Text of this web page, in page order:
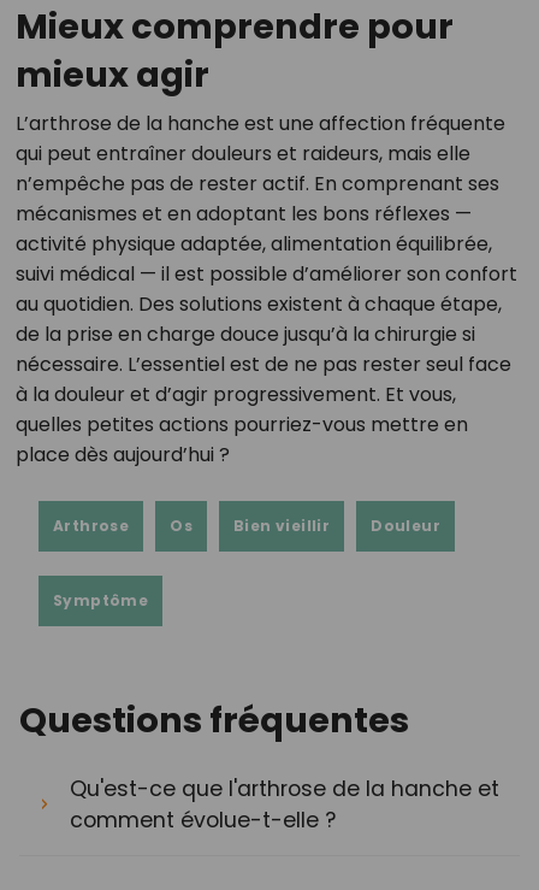
Mieux comprendre pour
mieux agir
L’arthrose de la hanche est une affection fréquente
qui peut entraîner douleurs et raideurs, mais elle
n’empêche pas de rester actif. En comprenant ses
mécanismes et en adoptant les bons réflexes —
activité physique adaptée, alimentation équilibrée,
suivi médical — il est possible d’améliorer son confort
au quotidien. Des solutions existent à chaque étape,
de la prise en charge douce jusqu’à la chirurgie si
nécessaire. L’essentiel est de ne pas rester seul face
à la douleur et d’agir progressivement. Et vous,
quelles petites actions pourriez-vous mettre en
place dès aujourd’hui ?
Arthrose Os Bien vieillir Douleur
Symptôme
Questions fréquentes
Qu'est-ce que l'arthrose de la hanche et
comment évolue-t-elle ?